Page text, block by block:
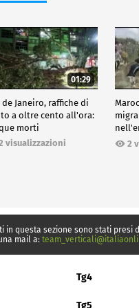
01:29
de Janeiro, raffiche di
a oltre cento all'ora:
morti
visualizzazioni
Ceuta
2
in questa sezione sono stati
mail a:
Tg4
Tg5